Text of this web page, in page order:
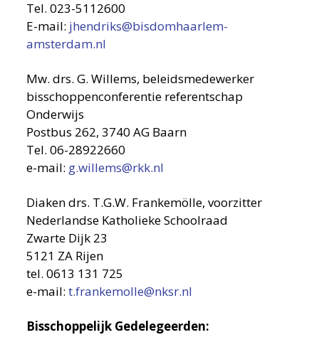
Tel. 023-5112600
E-mail: jhendriks@bisdomhaarlem-
amsterdam.nl
Mw. drs. G. Willems, beleidsmedewerker
bisschoppenconferentie referentschap
Onderwijs
Postbus 262, 3740 AG Baarn
Tel. 06-28922660
e-mail: g.willems@rkk.nl
Diaken drs. T.G.W. Frankemölle, voorzitter
Nederlandse Katholieke Schoolraad
Zwarte Dijk 23
5121 ZA Rijen
tel. 0613 131 725
e-mail:t.frankemolle@nksr.nl
Bisschoppelijk Gedelegeerden: